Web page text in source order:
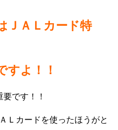
ＪＡＬカード特
すよ！！
です！！
Ｌカードを使ったほうがと